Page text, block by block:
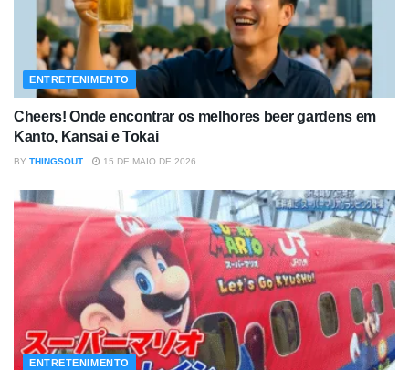
ENTRETENIMENTO
Cheers! Onde encontrar os melhores beer gardens em
Kanto, Kansai e Tokai
BY THINGSOUT 15 DE MAIO DE 2026
ENTRETENIMENTO